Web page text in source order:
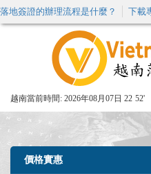
落地簽證的辦理流程是什麼？ 下載
越南當前時間: 2026年08月07日 22 52'
價格實惠